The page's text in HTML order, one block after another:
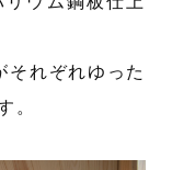
それぞれゆった
。